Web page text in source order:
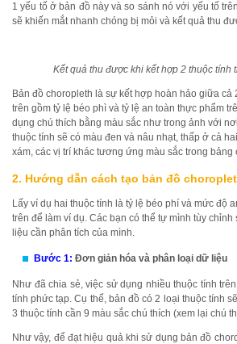
1 yếu tố ở bản đồ này và so sánh nó với yếu tố
sẽ khiến mắt nhanh chóng bị mỏi và kết quả thu
Kết quả thu được khi kết hợp 2 thuộc tính
Bản đồ choropleth là sự kết hợp hoàn hảo giữa cả
trên gồm tỷ lệ béo phì và tỷ lệ an toàn thực phẩm
dụng chú thích bằng màu sắc như trong ảnh với
thuộc tính sẽ có màu đen và nâu nhạt, thấp ở cả
xám, các vị trí khác tương ứng màu sắc trong bảng
2. Hướng dẫn cách tạo bản đồ
Lấy ví dụ hai thuộc tính là tỷ lệ béo phí và mức độ
trên để làm ví dụ. Các bạn có thể tự mình tùy
liệu cần phân tích của mình.
Bước 1: Đơn giản hóa và phân loại dữ liệu
Như đã chia sẻ, việc sử dụng nhiều thuộc tính
tính phức tạp. Cụ thể, bản đồ có 2 loại thuộc tính
3 thuộc tính cần 9 màu sắc chú thích (xem lại chú
Như vậy, để đạt hiệu quả khi sử dụng bản đồ